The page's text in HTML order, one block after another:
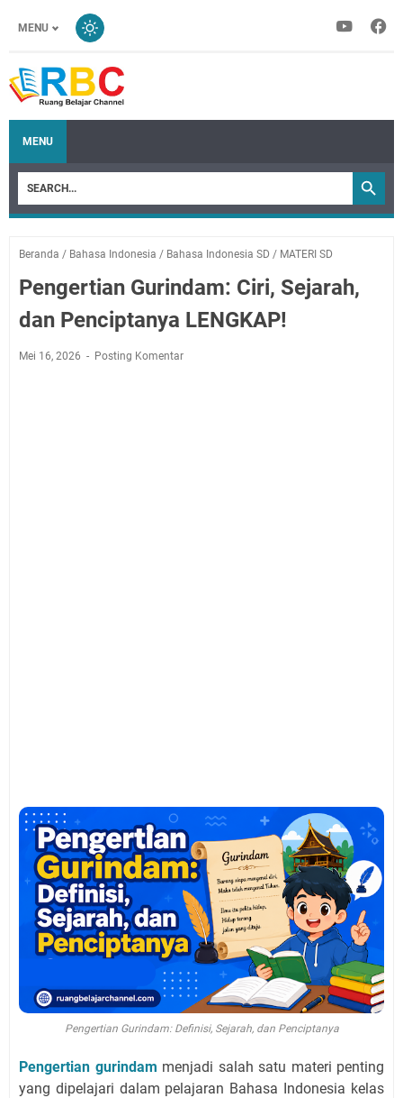
MENU
MENU
Beranda / Bahasa Indonesia / Bahasa Indonesia SD / MATERI SD
Pengertian Gurindam: Ciri, Sejarah,
dan Penciptanya LENGKAP!
Mei 16, 2026 Posting Komentar
Pengertian Gurindam: Definisi, Sejarah, dan Penciptanya
Pengertian gurindam menjadi salah satu materi penting
yang dipelajari dalam pelajaran Bahasa Indonesia kelas